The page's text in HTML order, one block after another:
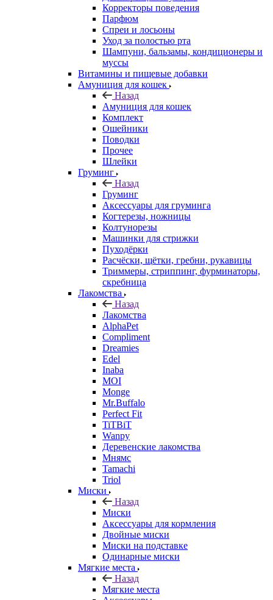
Корректоры поведения
Парфюм
Спреи и лосьоны
Уход за полостью рта
Шампуни, бальзамы, кондиционеры и
муссы
Витамины и пищевые добавки
Амуниция для кошек
Назад
Амуниция для кошек
Комплект
Ошейники
Поводки
Прочее
Шлейки
Груминг
Назад
Груминг
Аксессуары для груминга
Когтерезы, ножницы
Колтунорезы
Машинки для стрижки
Пуходёрки
Расчёски, щётки, гребни, рукавицы
Триммеры, стриппинг, фурминаторы,
скребница
Лакомства
Назад
Лакомства
AlphaPet
Compliment
Dreamies
Edel
Inaba
MOI
Monge
Mr.Buffalo
Perfect Fit
TiTBiT
Wanpy
Деревенские лакомства
Мнямс
Tamachi
Triol
Миски
Назад
Миски
Аксессуары для кормления
Двойные миски
Миски на подставке
Одинарные миски
Мягкие места
Назад
Мягкие места